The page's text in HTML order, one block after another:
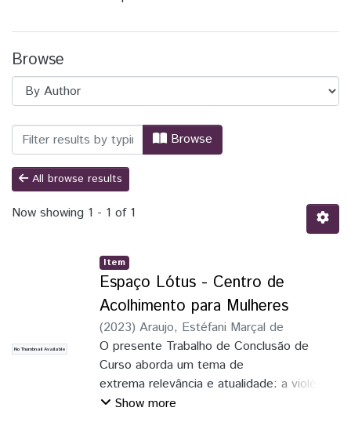
Browse
Browsing TCC - Arquitetura e
Browse
All browse results
Now showing 1 - 1 of 1
No Thumbnail Available
Item
Espaço Lótus - Centro de
Acolhimento para Mulheres
(2023) Araujo, Estéfani Marçal de
O presente Trabalho de Conclusão de
Curso aborda um tema de
extrema relevância e atualidade: a violência
contra à mulher.
Show more